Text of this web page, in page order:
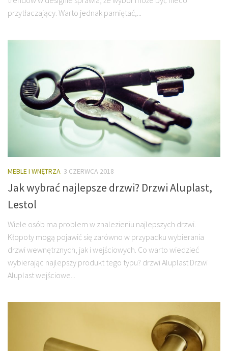
przytłaczający. Warto jednak pamiętać,...
MEBLE I WNĘTRZA 3 CZERWCA 2018
Jak wybrać najlepsze drzwi? Drzwi Aluplast,
Lestol
Wiele osób ma problem w znalezieniu najlepszych drzwi.
Kłopoty mogą pojawić się zarówno w przypadku wybierania
drzwi wewnętrznych, jak i wejściowych. Co warto wiedzieć
wybierając najlepszy produkt tego typu? drzwi Aluplast Drzwi
Aluplast wejściowe...